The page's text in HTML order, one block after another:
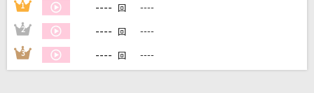
1 ---- 回 ----
2 ---- 回 ----
3 ---- 回 ----